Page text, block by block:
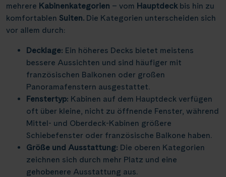
Infos
Kontakt
Reisekalender
Reisekataloge
Newsletter
Kundenlogin
Agenturbereich
mehrere Kabinenkategorien – vom Hauptdeckbis hin zu
komfortablen Suiten. Die Kategorien unterscheiden sich
vor allem durch:
Decklage: Ein höheres Decks bietet meistens
bessere Aussichten und sind häufiger mit
französischen Balkonen oder großen
Panoramafenstern ausgestattet.
Fenstertyp: Kabinen auf dem Hauptdeck verfügen
oft über kleine, nicht zu öffnende Fenster, während
Mittel- und Oberdeck-Kabinen größere
Schiebefenster oder französische Balkone haben.
Größe und Ausstattung: Die oberen Kategorien
zeichnen sich durch mehr Platz und eine
gehobenere Ausstattung aus.
Schottland(3)
Slowakei (7)
Ungarn(7)
Asien(24)
Havel, Peene & Hunte(20)
Main & Main-Donau-Kanal(11)
Mosel(19)
Neckar (3)
Oder, Ostsee, Nord-Ostsee-Kanal(16)
Oder, Ostsee, Peene(2)
Rhein(85)
Rhône & Saône (5)
Thurgau Avanti
Thurgau Chopin
Thurgau Ganga Vilas(9)
Thurgau Gold(18)
Thurgau Prestige(15)
Thurgau Saxonia(26)
Voyage(5)
Naturreise(21)
Silvester(5)
Tanzreise(1)
Tulpenblüte(8)
Velo und Schiff (2)
Weihnachten(1)
Kreidefelsen Étretat (4)
Kölner Dom(9)
Loreley, Romantischer Rhein(25)
Meyer Werft Papenburg(4)
Nord-Ostsee-Kanal(3)
Pont d’Avignon (5)
Porta Nigra (11)
Reichsburg Cochem(11)
Lyon(4)
Nancy(1)
Nürnberg (2)
Paris(5)
Passau (1)
Porto(8)
Potsdam(1)
Saarbrücken(5)